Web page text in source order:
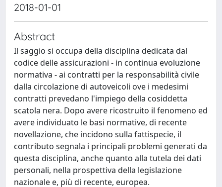
2018-01-01
Abstract
Il saggio si occupa della disciplina dedicata dal
codice delle assicurazioni - in continua evoluzione
normativa - ai contratti per la responsabilità civile
dalla circolazione di autoveicoli ove i medesimi
contratti prevedano l'impiego della cosiddetta
scatola nera. Dopo avere ricostruito il fenomeno ed
avere individuato le basi normative, di recente
novellazione, che incidono sulla fattispecie, il
contributo segnala i principali problemi generati da
questa disciplina, anche quanto alla tutela dei dati
personali, nella prospettiva della legislazione
nazionale e, più di recente, europea.